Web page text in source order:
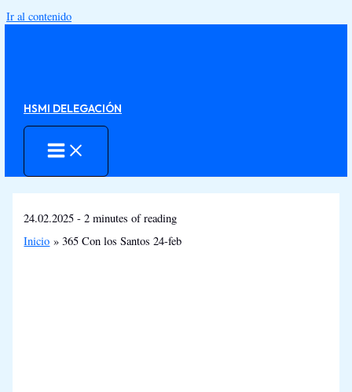
Ir al contenido
HSMI DELEGACIÓN
24.02.2025-2 minutes of reading
Inicio
365 Con los Santos 24-feb